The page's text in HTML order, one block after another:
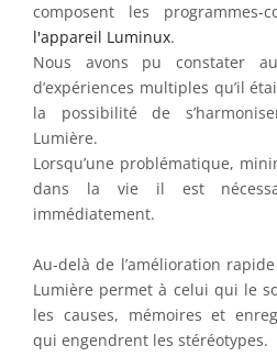
composent les programmes-
l'appareil Luminux.
Nous avons pu constater
d’expériences multiples qu’il
la possibilité de
Lumière.
Lorsqu’une problématique,
dans la vie il est
immédiatement.
Au-delà de l’amélioration
Lumière permet à celui qui le
les causes, mémoires et
qui engendrent les stéréotypes.